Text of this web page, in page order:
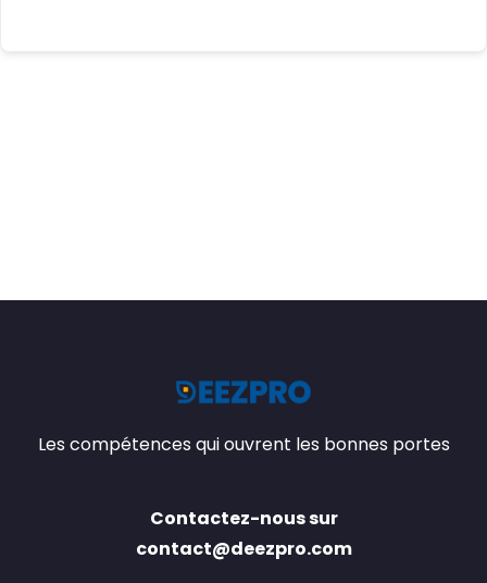
Les compétences qui ouvrent les bonnes portes
Contactez-nous sur
contact@deezpro.com